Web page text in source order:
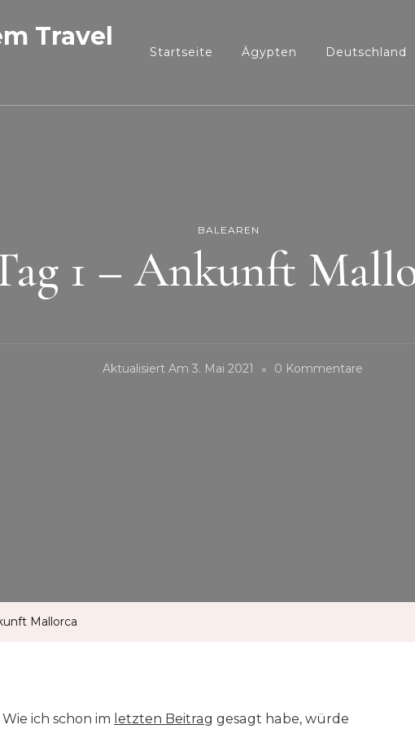
Travel
Startseite Ägypten Deutschland
BALEAREN
1 – Ankunft
Aktualisiert Am 3. Mai 2021 0 Kommentare
Mallorca
ich schon im letzten Beitrag gesagt habe, würde